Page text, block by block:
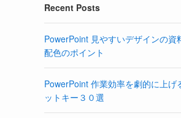
Recent Posts
PowerPoint 見やすいデザインの資
配色のポイント
PowerPoint 作業効率を劇的に上げ
ットキー３０選